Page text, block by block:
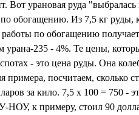
Вот урановая руда "выбралась
обогащению. Из 7,5 кг руды,
по обогащению
урана-235 - 4%. Те цены,
- это цена руды. Она
примера, посчитаем, сколько
за кило. 7,5 х 100 = 750 -
НОУ, к примеру, стоил 90